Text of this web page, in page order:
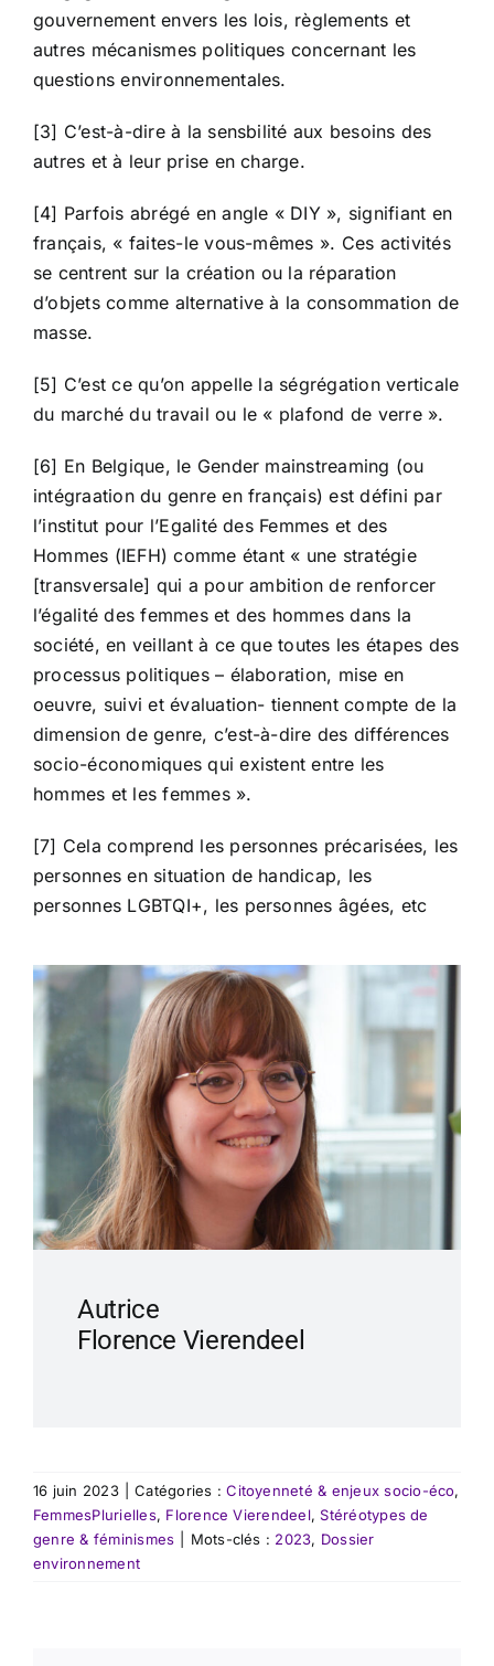
gouvernement envers les lois, règlements et
autres mécanismes politiques concernant les
questions environnementales.
[3] C’est-à-dire à la sensbilité aux besoins des
autres et à leur prise en charge.
[4] Parfois abrégé en angle « DIY », signifiant en
français, « faites-le vous-mêmes ». Ces activités
se centrent sur la création ou la réparation
d’objets comme alternative à la consommation de
masse.
[5] C’est ce qu’on appelle la ségrégation verticale
du marché du travail ou le « plafond de verre ».
[6] En Belgique, le Gender mainstreaming (ou
intégraation du genre en français) est défini par
l’institut pour l’Egalité des Femmes et des
Hommes (IEFH) comme étant « une stratégie
[transversale] qui a pour ambition de renforcer
l’égalité des femmes et des hommes dans la
société, en veillant à ce que toutes les étapes des
processus politiques – élaboration, mise en
oeuvre, suivi et évaluation- tiennent compte de la
dimension de genre, c’est-à-dire des différences
socio-économiques qui existent entre les
hommes et les femmes ».
[7] Cela comprend les personnes précarisées, les
personnes en situation de handicap, les
personnes LGBTQI+, les personnes âgées, etc
Autrice
Florence Vierendeel
16 juin 2023 Catégories :Citoyenneté & enjeux socio-éco,
FemmesPlurielles, Florence Vierendeel,Stéréotypes de
genre & féminismes
Mots-clés : 2023, Dossier
environnement